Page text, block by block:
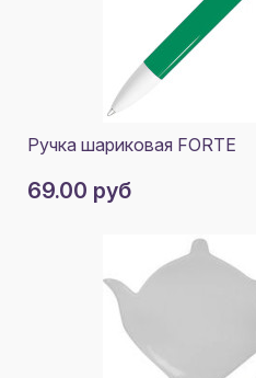
Ручка шариковая FORTE
69.00 руб